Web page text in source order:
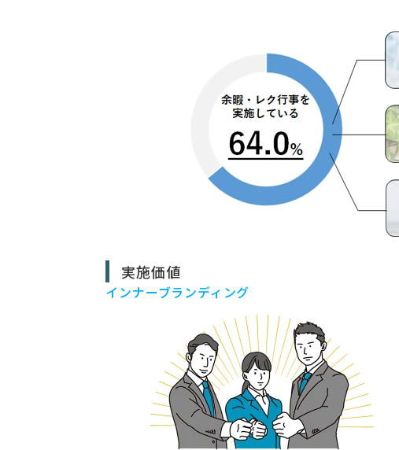
実施価値
インナーブランディング